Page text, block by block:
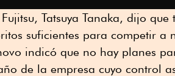
Tatsuya Tanaka, dijo
suficientes para competir a
indicó que no hay planes
de la empresa cuyo control